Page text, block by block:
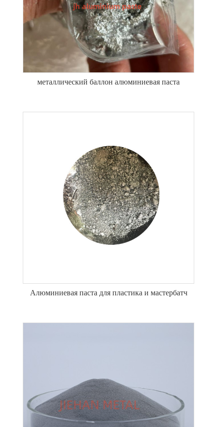
металлический баллон алюминиевая паста
Алюминиевая паста для пластика и мастербатч